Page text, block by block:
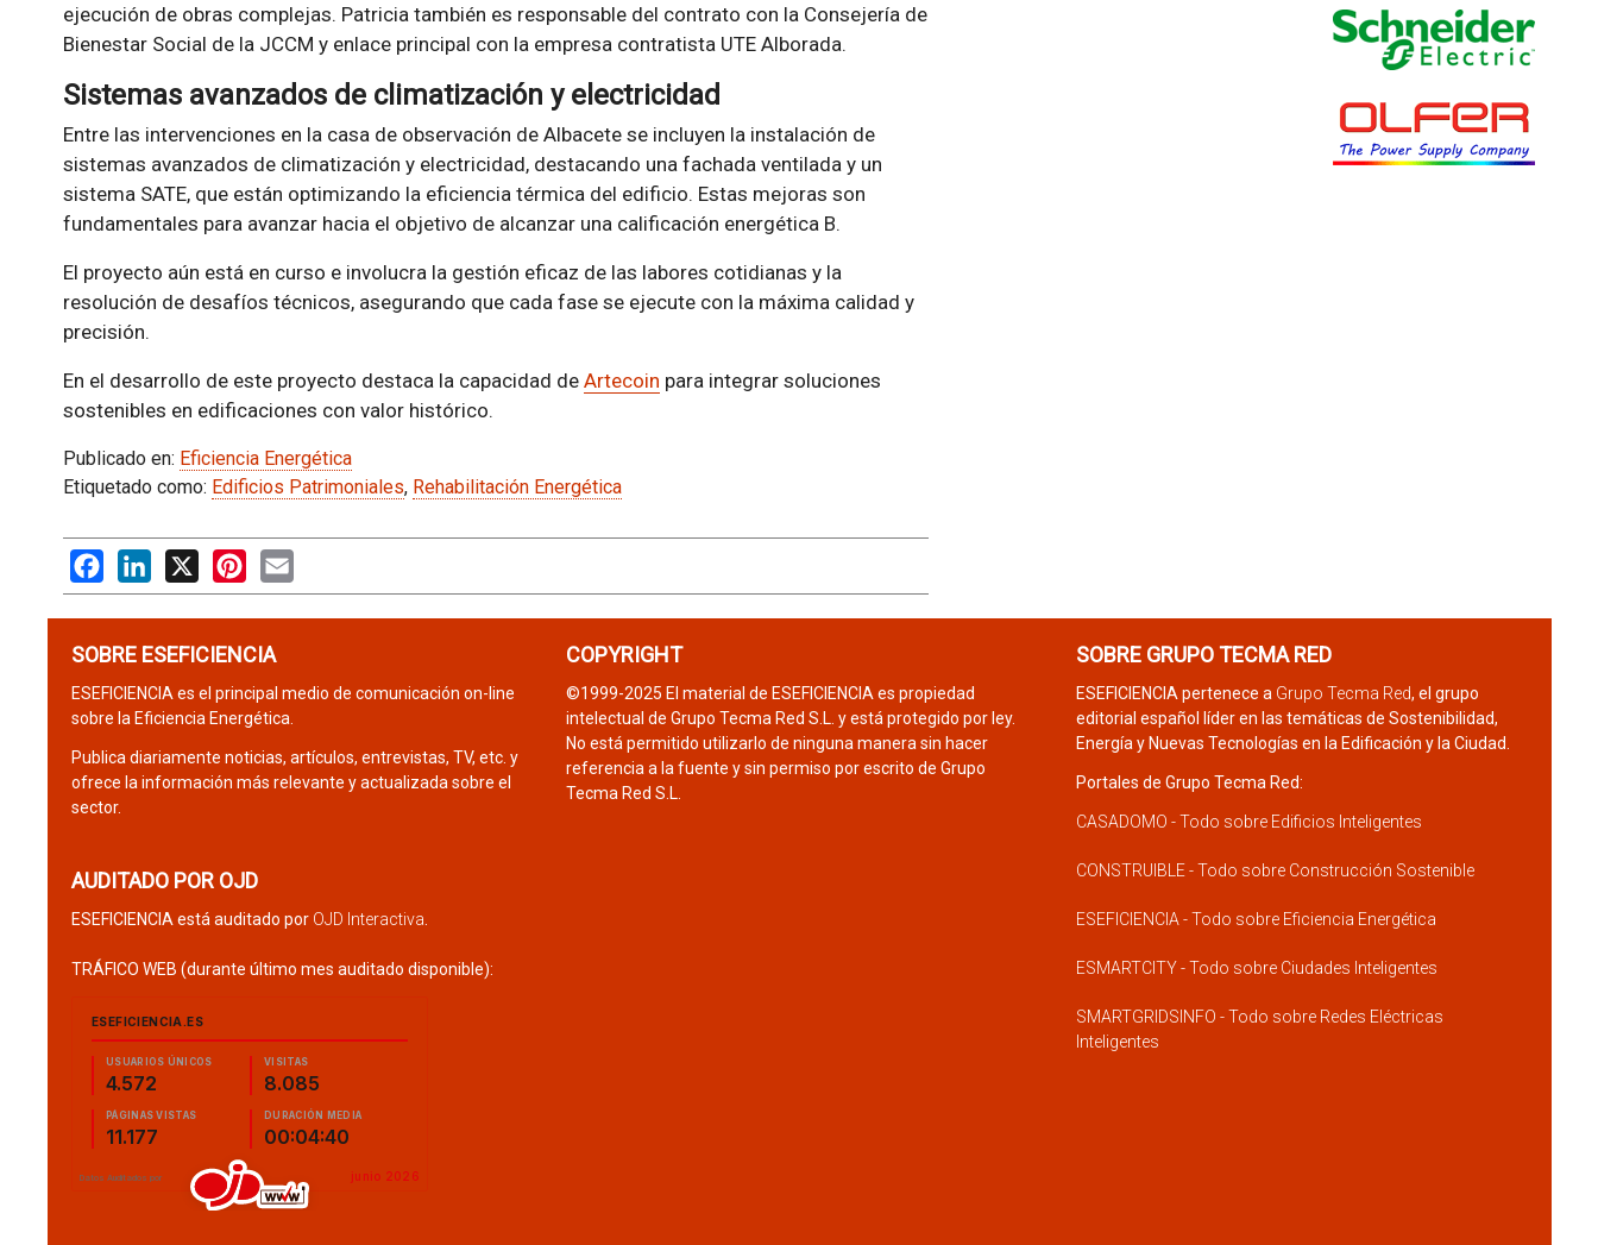
ejecución de obras complejas. Patricia también es responsable del contrato con la Consejería de
Bienestar Social de la JCCM y enlace principal con la empresa contratista UTE Alborada.
Sistemas avanzados de climatización y electricidad
Entre las intervenciones en la casa de observación de Albacete se incluyen la instalación de
sistemas avanzados de climatización y electricidad, destacando una fachada ventilada y un
sistema SATE, que están optimizando la eficiencia térmica del edificio. Estas mejoras son
fundamentales para avanzar hacia el objetivo de alcanzar una calificación energética B.
El proyecto aún está en curso e involucra la gestión eficaz de las labores cotidianas y la
resolución de desafíos técnicos, asegurando que cada fase se ejecute con la máxima calidad y
precisión.
En el desarrollo de este proyecto destaca la capacidad de Artecoin para integrar soluciones
sostenibles en edificaciones con valor histórico.
Publicado en: Eficiencia Energética
Etiquetado como: Edificios Patrimoniales, Rehabilitación Energética
FacebookLinkedIn
X PinterestEmail
SOBRE ESEFICIENCIA
ESEFICIENCIA es el principal medio de comunicación on-line
sobre la Eficiencia Energética.
Publica diariamente noticias, artículos, entrevistas, TV, etc. y
ofrece la información más relevante y actualizada sobre el
sector.
AUDITADO POR OJD
ESEFICIENCIA está auditado por OJD Interactiva
TRÁFICO WEB (durante último mes auditado disponible):
COPYRIGHT
©1999-2025 El material de ESEFICIENCIA es propiedad
intelectual de Grupo Tecma Red S.L. y está protegido por ley.
No está permitido utilizarlo de ninguna manera sin hacer
referencia a la fuente y sin permiso por escrito de Grupo
Tecma Red S.L.
SOBRE GRUPO TECMA RED
ESEFICIENCIA pertenece a Grupo Tecma Red, el grupo
editorial español líder en las temáticas de Sostenibilidad,
Energía y Nuevas Tecnologías en la Edificación y la Ciudad.
Portales de Grupo Tecma Red:
CASADOMO - Todo sobre Edificios Inteligentes
CONSTRUIBLE - Todo sobre Construcción Sostenible
ESEFICIENCIA - Todo sobre Eficiencia Energética
ESMARTCITY - Todo sobre Ciudades Inteligentes
SMARTGRIDSINFO - Todo sobre Redes Eléctricas
Inteligentes